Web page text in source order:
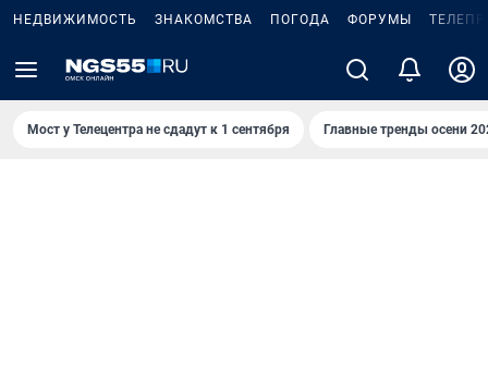
НЕДВИЖИМОСТЬ ЗНАКОМСТВА ПОГОДА ФОРУМЫ
Мост у Телецентра не сдадут к 1 сентября Главные тренды осени